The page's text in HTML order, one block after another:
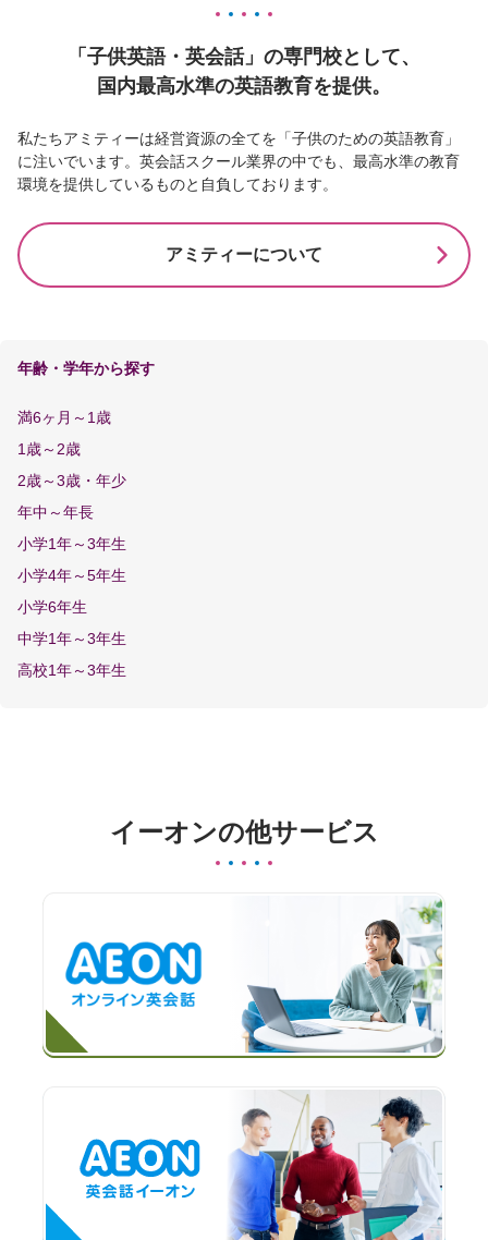
「子供英語・英会話」の専門校として、
国内最高水準の英語教育を提供。
私たちアミティーは経営資源の全てを「子供のための英語教育」
に注いでいます。英会話スクール業界の中でも、最高水準の教育
環境を提供しているものと自負しております。
アミティーについて
年齢・学年から探す
満6ヶ月～1歳
1歳～2歳
2歳～3歳・年少
年中～年長
小学1年～3年生
小学4年～5年生
小学6年生
中学1年～3年生
高校1年～3年生
イーオンの他サービス